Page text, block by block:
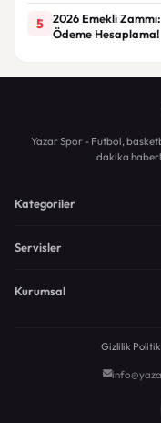
5
2026 Emekli
Ödeme Hesaplama!
Yazar Spor - Futbol,
dakika
Kategoriler
Servisler
Kurumsal
Gizlilik